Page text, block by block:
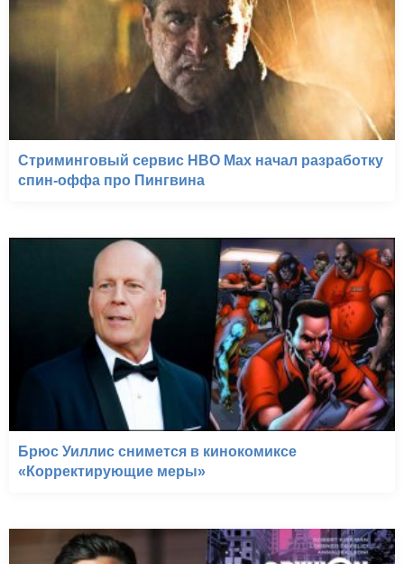
Стриминговый сервис HBO Max начал разработку
спин-оффа про Пингвина
Брюс Уиллис снимется в кинокомиксе
«Корректирующие меры»